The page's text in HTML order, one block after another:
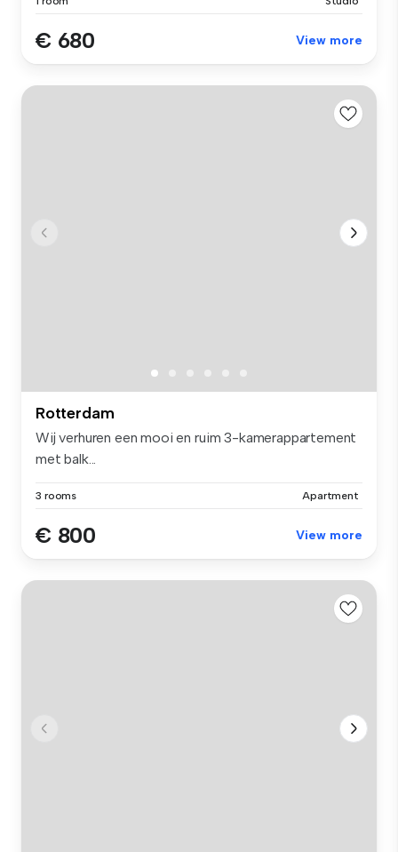
€ 680 View more
Rotterdam
Wij verhuren een mooi en ruim 3-kamerappartement
met balk...
3 rooms Apartment
€ 800 View more